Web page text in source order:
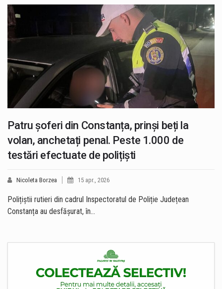
Patru șoferi din Constanța, prinși beți la
volan, anchetați penal. Peste 1.000 de
testări efectuate de polițiști
Nicoleta Borzea 15 apr., 2026
Polițiștii rutieri din cadrul Inspectoratul de Poliție Județean
Constanța au desfășurat, în…